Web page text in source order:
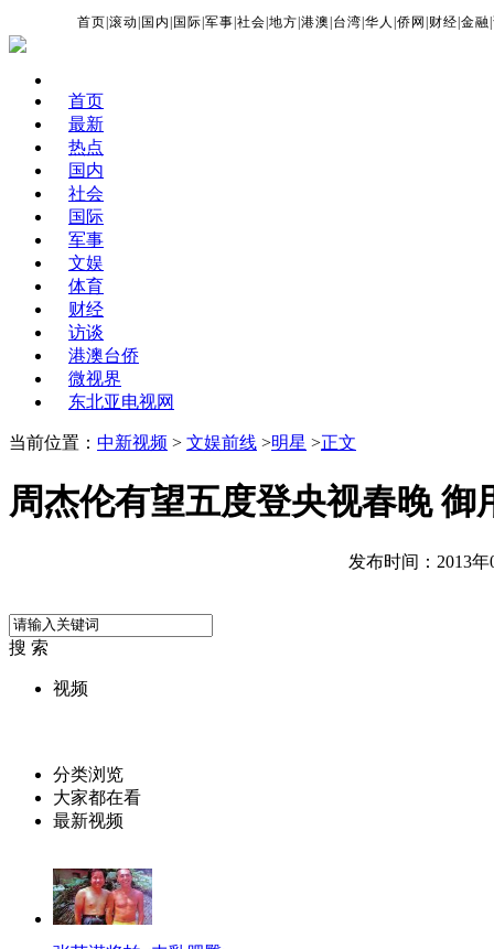
首页 |滚动 国内 国际 |军事 |社会 |地方 |港澳 台湾 |华人 |侨网 财经 |金融 |
首页
最新
热点
国内
社会
国际
军事
文娱
体育
财经
访谈
港澳台侨
微视界
东北亚电视网
当前位置： 中新视频 > 文娱前线 >明星 >正文
周杰伦有望五度登央视春晚 御
发布时间：2013年
搜 索
视频
分类浏览
大家都在看
最新视频